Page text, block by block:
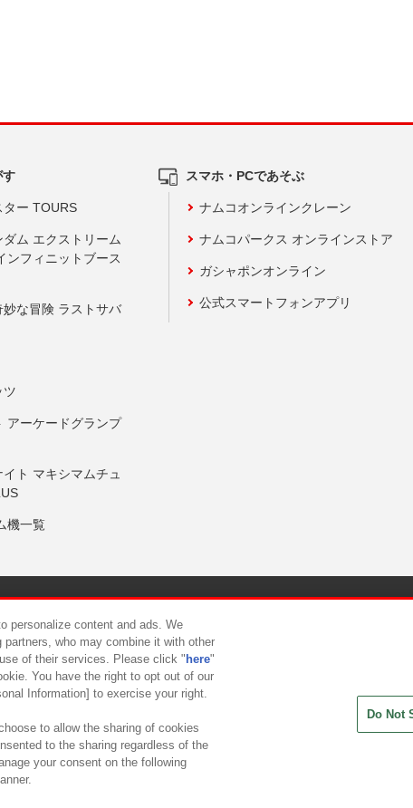
す
ター TOURS
ム エクストリーム
ンフィニットブース
妙な冒険 ラストサバ
ツ
アーケードグランプ
ト マキシマムチュ
機一覧
スマホ・PCであそぶ
ナムコオンラインクレーン
ナムコパークス オンラインストア
ガシャポンオンライン
公式スマートフォンアプリ
カスタマーハラスメント対応方針
personalize content and ads. We
who may combine it with other
of their services. Please click " here"
You have the right to opt out of our
Information] to exercise your right.
to allow the sharing of cookies
to the sharing regardless of the
your consent on the following
Do Not